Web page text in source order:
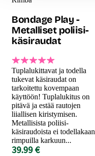
Bondage Play -
Metalliset poliisi-
käsiraudat
Tuplalukittavat ja todella
tukevat käsiraudat on
tarkoitettu kovempaan
käyttöön! Tuplalukitus on
pitävä ja estää rautojen
liiallisen kiristymisen.
Metallisista poliisi-
käsiraudoista ei todellakaan
rimpuilla karkuun...
39.99 €